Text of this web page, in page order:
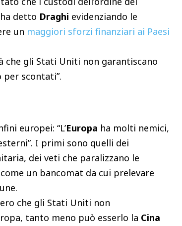
detto Draghi evidenziando le
un maggiori sforzi finanziari ai Paesi
che gli Stati Uniti non garantiscano
scontati”.
europei: “L’Europa ha molti nemici,
I primi sono quelli dei
dei veti che paralizzano le
un bancomat da cui prelevare
che gli Stati Uniti non
tanto meno può esserlo la Cina